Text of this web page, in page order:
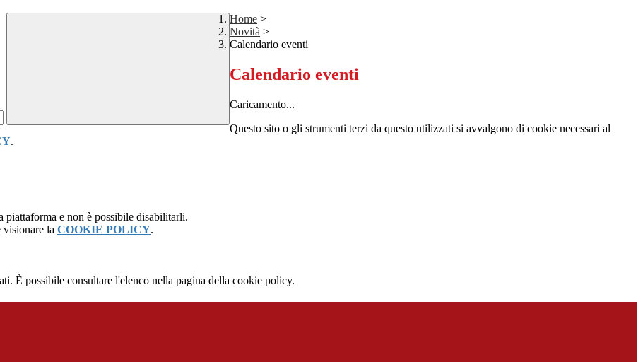
Home >
Novità >
Calendario eventi
Calendario eventi
Caricamento...
Questo sito o gli strumenti terzi da questo utilizzati si avvalgono di cookie necessari al
.
piattaforma e non è possibile disabilitarli.
visionare la COOKIE POLICY.
È possibile consultare l'elenco nella pagina della cookie policy.